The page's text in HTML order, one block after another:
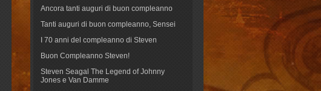
Ancora tanti auguri di buon compleanno
Tanti auguri di buon compleanno, Sensei
I 70 anni del compleanno di Steven
Buon Compleanno Steven!
Steven Seagal The Legend of Johnny
Jones e Van Damme